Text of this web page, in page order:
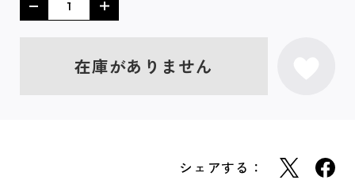
在庫がありません
シェアする：